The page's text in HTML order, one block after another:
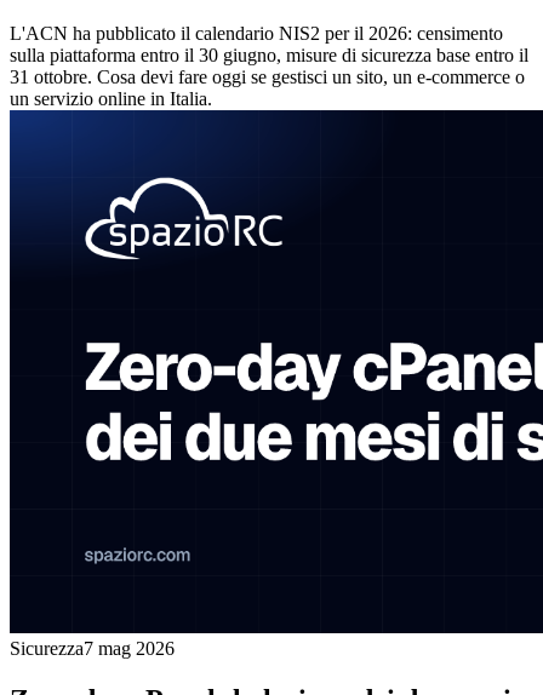
L'ACN ha pubblicato il calendario NIS2 per il 2026: censimento
sulla piattaforma entro il 30 giugno, misure di sicurezza base entro il
31 ottobre. Cosa devi fare oggi se gestisci un sito, un e-commerce o
un servizio online in Italia.
Sicurezza7 mag 2026